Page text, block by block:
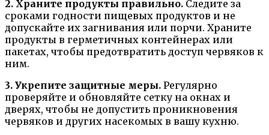
2. Храните продукты правильно. Следите за
сроками годности пищевых продуктов и не
допускайте их загнивания или порчи. Храните
продукты в герметичных контейнерах или
пакетах, чтобы предотвратить доступ червяков к
ним.
3. Укрепите защитные меры. Регулярно
проверяйте и обновляйте сетку на окнах и
дверях, чтобы не допустить проникновения
червяков и других насекомых в вашу кухню.